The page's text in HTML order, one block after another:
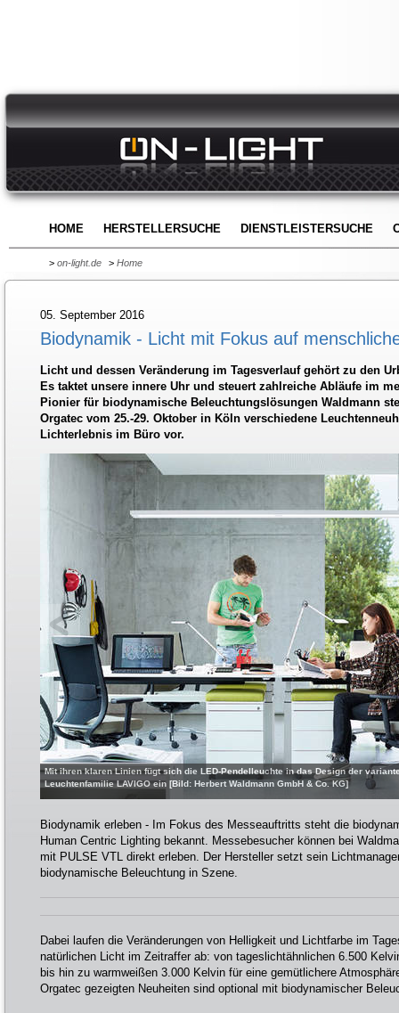
HOME HERSTELLERSUCHE DIENSTLEISTERSUCHE
> on-light.de > Home
05. September 2016
Biodynamik - Licht mit Fokus auf
Licht und dessen Veränderung im Tagesverlauf gehört zu den
Es taktet unsere innere Uhr und steuert zahlreiche Abläufe im
Pionier für biodynamische Beleuchtungslösungen Waldmann
Orgatec vom 25.-29. Oktober in Köln verschiedene
Lichterlebnis im Büro vor.
Mit ihren klaren Linien fügt sich die LED-Pendelleuchte in das Design der
Leuchtenfamilie LAVIGO ein [Bild: Herbert Waldmann GmbH & Co. KG]
Biodynamik erleben - Im Fokus des Messeauftritts steht die
Human Centric Lighting bekannt. Messebesucher können bei
mit PULSE VTL direkt erleben. Der Hersteller setzt sein
biodynamische Beleuchtung in Szene.
Dabei laufen die Veränderungen von Helligkeit und Lichtfarbe im
natürlichen Licht im Zeitraffer ab: von tageslichtähnlichen 6.500
bis hin zu warmweißen 3.000 Kelvin für eine gemütlichere
Orgatec gezeigten Neuheiten sind optional mit biodynamischer